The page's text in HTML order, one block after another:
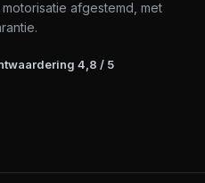
afgestemd, met
4,8 / 5